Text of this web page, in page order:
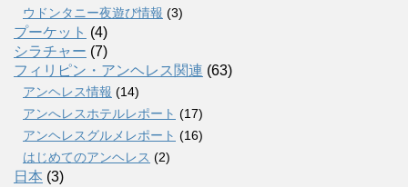
ウドンタニー夜遊び情報 (3)
プーケット (4)
シラチャー (7)
フィリピン・アンヘレス関連 (63)
アンヘレス情報 (14)
アンへレスホテルレポート (17)
アンヘレスグルメレポート (16)
はじめてのアンヘレス (2)
日本 (3)